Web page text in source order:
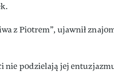
z Piotrem”, ujawnił
nie podzielają jej